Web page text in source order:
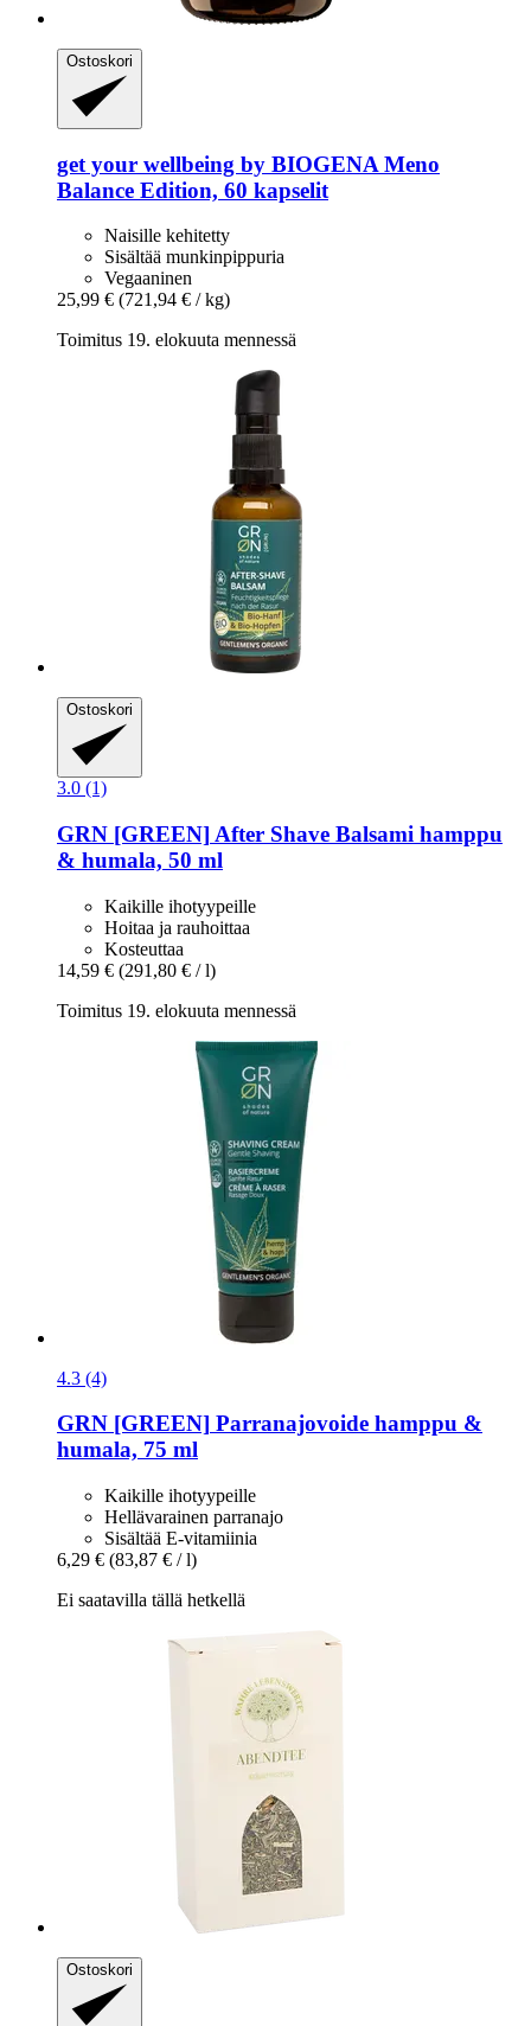
Ostoskori
get your wellbeing by BIOGENA Meno
Balance Edition, 60 kapselit
Naisille kehitetty
Sisältää munkinpippuria
Vegaaninen
25,99 € (721,94 € / kg)
Toimitus 19. elokuuta mennessä
Ostoskori
3.0 (1)
GRN [GREEN] After Shave Balsami hamppu
& humala, 50 ml
Kaikille ihotyypeille
Hoitaa ja rauhoittaa
Kosteuttaa
14,59 € (291,80 € / l)
Toimitus 19. elokuuta mennessä
4.3 (4)
GRN [GREEN] Parranajovoide hamppu &
humala, 75 ml
Kaikille ihotyypeille
Hellävarainen parranajo
Sisältää E-vitamiinia
6,29 € (83,87 € / l)
Ei saatavilla tällä hetkellä
Ostoskori